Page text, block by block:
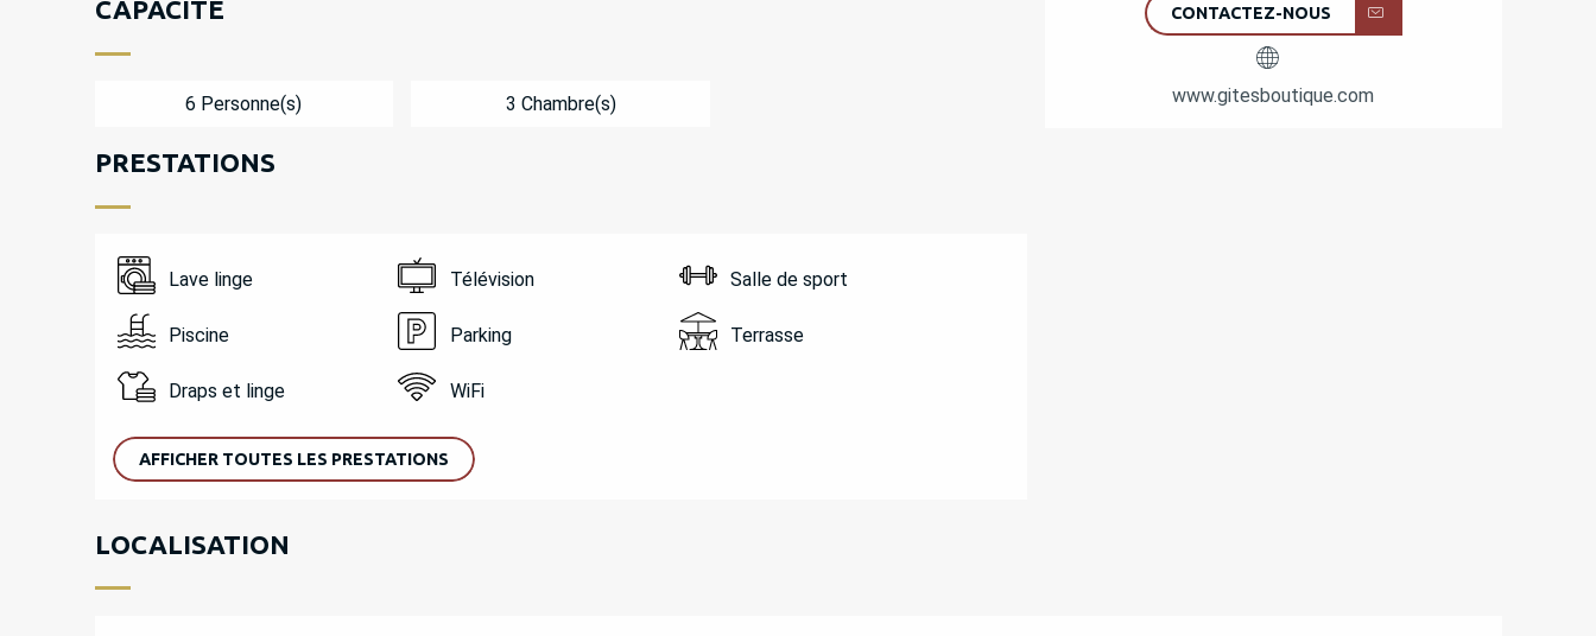
CONTACTEZ-NOUS
www.gitesboutique.com
CAPACITÉ
6 Personne(s) 3 Chambre(s)
PRESTATIONS
Lave linge Télévision Salle de sport
Piscine Parking Terrasse
Draps et linge WiFi
AFFICHER TOUTES LES PRESTATIONS
LOCALISATION